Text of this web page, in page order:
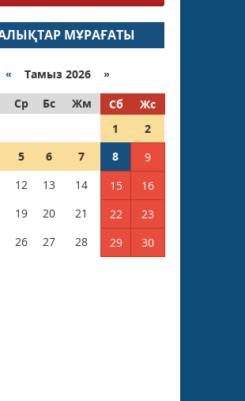
МҰРАҒАТЫ
« Тамыз 2026 »
Ср Бс Жм Сб
Жс
1
2
5 6 7 8
9
12 13 14 15
16
19 20 21 22
23
26 27 28 29
30